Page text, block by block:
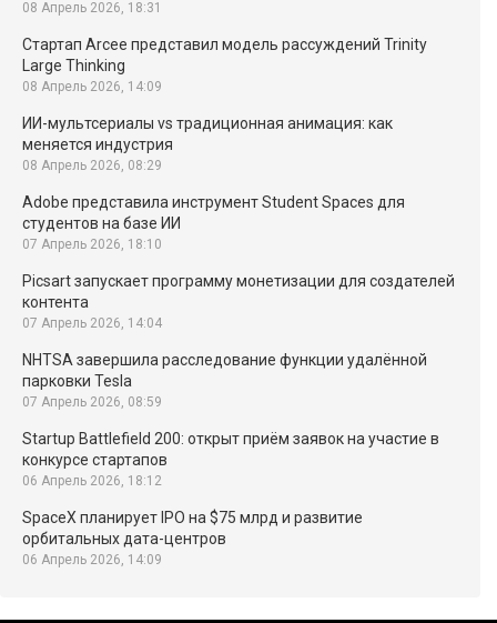
08 Апрель 2026, 18:31
Стартап Arcee представил модель рассуждений Trinity
Large Thinking
08 Апрель 2026, 14:09
ИИ-мультсериалы vs традиционная анимация: как
меняется индустрия
08 Апрель 2026, 08:29
Adobe представила инструмент Student Spaces для
студентов на базе ИИ
07 Апрель 2026, 18:10
Picsart запускает программу монетизации для создателей
контента
07 Апрель 2026, 14:04
NHTSA завершила расследование функции удалённой
парковки Tesla
07 Апрель 2026, 08:59
Startup Battlefield 200: открыт приём заявок на участие в
конкурсе стартапов
06 Апрель 2026, 18:12
SpaceX планирует IPO на $75 млрд и развитие
орбитальных дата-центров
06 Апрель 2026, 14:09